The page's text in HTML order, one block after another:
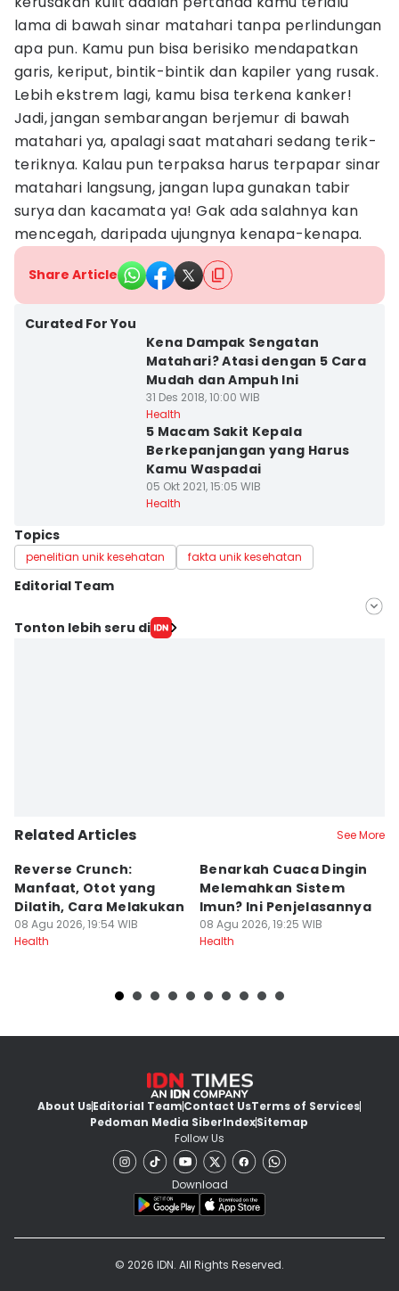
lama di bawah sinar matahari tanpa perlindungan
apa pun. Kamu pun bisa berisiko mendapatkan
garis, keriput, bintik-bintik dan kapiler yang rusak.
Lebih ekstrem lagi, kamu bisa terkena kanker!
Jadi, jangan sembarangan berjemur di bawah
matahari ya, apalagi saat matahari sedang terik-
teriknya. Kalau pun terpaksa harus terpapar sinar
matahari langsung, jangan lupa gunakan tabir
surya dan kacamata ya! Gak ada salahnya kan
mencegah, daripada ujungnya kenapa-kenapa.
Share Article
Curated For You
Kena Dampak Sengatan
Matahari? Atasi dengan 5 Cara
Mudah dan Ampuh Ini
31 Des 2018, 10:00 WIB
Health
5 Macam Sakit Kepala
Berkepanjangan yang Harus
Kamu Waspadai
05 Okt 2021, 15:05 WIB
Health
Topics
penelitian unik kesehatan fakta unik kesehatan
Editorial Team
Editor
Tonton lebih seru di
Related Articles See More
Reverse Crunch:
Manfaat, Otot yang
Dilatih, Cara Melakukan
08 Agu 2026, 19:54 WIB
Health
Benarkah Cuaca Dingin
Melemahkan Sistem
Imun? Ini Penjelasannya
08 Agu 2026, 19:25 WIB
Health
About UsEditorial TeamContact UsTerms of Services
Pedoman Media SiberIndexSitemap
Follow Us
Download
© 2026 IDN. All Rights Reserved.